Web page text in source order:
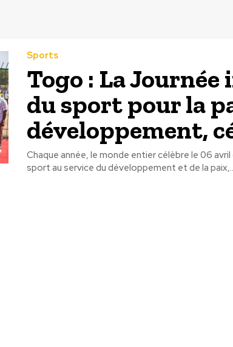
Sports
Togo : La
du sport pour la
développement,
Chaque année, le monde entier célèbre le 06
sport au service du développement et de la